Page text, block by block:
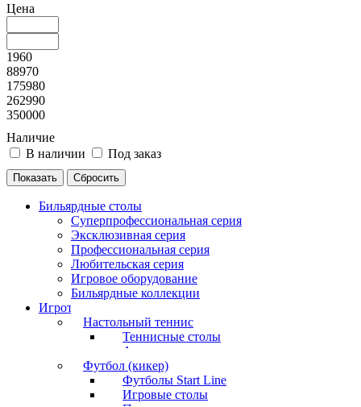
Цена
1960
88970
175980
262990
350000
Наличие
В наличии
Под заказ
Бильярдные столы
Суперпрофессиональная серия
Эксклюзивная серия
Профессиональная серия
Любительская серия
Игровое оборудование
Бильярдные коллекции
Игротека
Настольный теннис
Теннисные столы
Аксессуары
Футбол (кикер)
Футболы Start Line
Игровые столы